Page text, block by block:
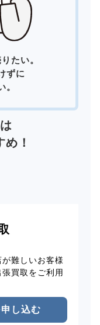
たい。
ずに
。
！
難しいお客様
買取をご利用
し込む